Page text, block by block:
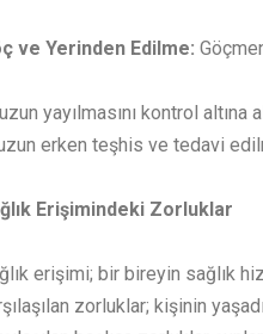
ve Yerinden Edilme:
yayılmasını kontrol
erken teşhis ve tedavi
Erişimindeki Zorluklar
erişimi; bir bireyin sağlık
zorluklar; kişinin